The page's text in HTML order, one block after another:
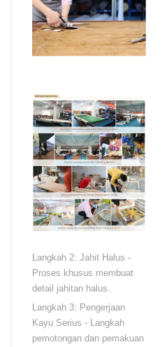
Langkah 2: Jahit Halus -
Proses khusus membuat
detail jahitan halus.
Langkah 3: Pengerjaan
Kayu Serius - Langkah
pemotongan dan pemakuan